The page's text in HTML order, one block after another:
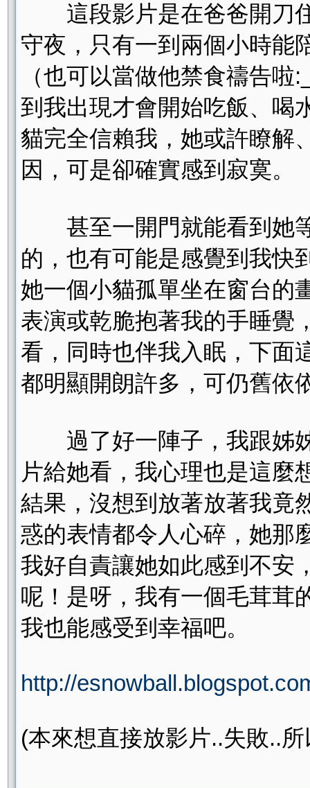
這段影片是在爸爸開刀住
守夜，只有一到兩個小時能
（也可以當做他禁食禱告
到我出現才會開始吃飯、喝
貓完全信賴我，她或許瞭解
因，可是卻確實感到寂寞。
甚至一開門就能看到她等
的，也有可能是感覺到我快
她一個小貓孤單坐在窗台的
表演或乾脆抱著我的手睡覺
看，同時也伴我入眠，下面
都明顯開朗許多，可仍舊依
過了好一陣子，我跟姊姊
片給她看，我心理也是這麼
結果，沒想到放著放著我竟
惑的表情都令人心碎，她那
我好自責讓她如此感到不安
呢！是呀，我有一個毛茸茸
我也能感受到幸福吧。
http://
(本來想直接放影片..失敗..